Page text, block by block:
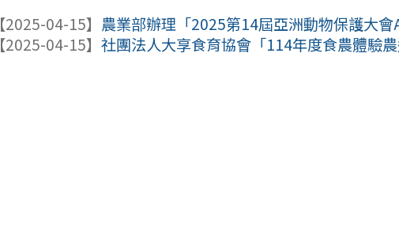
【2025-04-15】 農業部辦理「2025第14屆亞洲動物保護大
【2025-04-15】社團法人大享食育協會「114年度食農體驗